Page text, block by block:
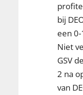
bij
een
Niet
GSV
2 na
van